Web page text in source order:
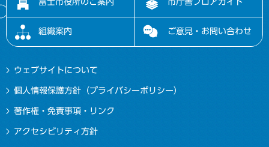
富士市役所のご案内 市庁舎フロアガイド
組織案内 ご意見・お問い合わせ
ウェブサイトについて
個人情報保護方針（プライバシーポリシー）
著作権・免責事項・リンク
アクセシビリティ方針